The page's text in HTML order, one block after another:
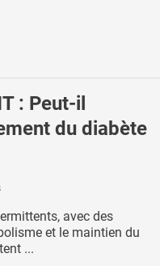
: Peut-il
du diabète
avec des
et le maintien du
...